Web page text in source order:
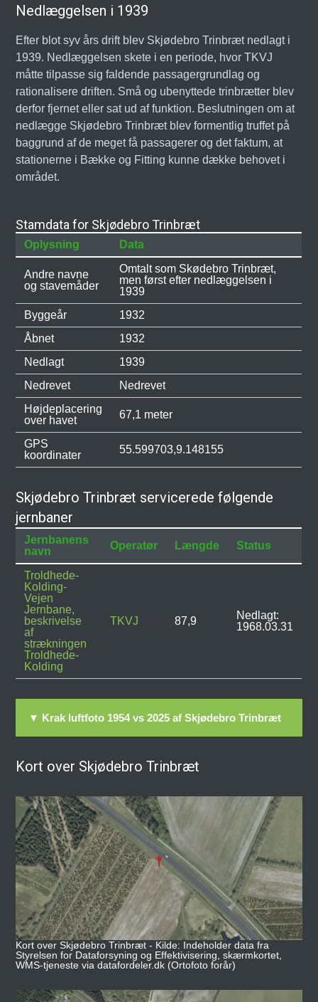
Nedlæggelsen i 1939
Efter blot syv års drift blev Skjødebro Trinbræt nedlagt i
1939. Nedlæggelsen skete i en periode, hvor TKVJ
måtte tilpasse sig faldende passagergrundlag og
rationalisere driften. Små og ubenyttede trinbrætter blev
derfor fjernet eller sat ud af funktion. Beslutningen om at
nedlægge Skjødebro Trinbræt blev formentlig truffet på
baggrund af de meget få passagerer og det faktum, at
stationerne i Bække og Fitting kunne dække behovet i
området.
Stamdata for Skjødebro Trinbræt
Oplysning Data
Andre navne
og stavemåder
Omtalt som Skødebro Trinbræt,
men først efter nedlæggelsen i
1939
Byggeår
1932
Åbnet
1932
Nedlagt
1939
Nedrevet
Nedrevet
Højdeplacering
over havet
67,1 meter
GPS
koordinater
55.599703,9.148155
Skjødebro Trinbræt servicerede følgende
jernbaner
Jernbanens
navn
Operatør Længde Status
Troldhede-
Kolding-
Vejen
Jernbane,
beskrivelse
af
strækningen
Troldhede-
Kolding
TKVJ 87,9
Nedlagt:
1968.03.31
▼ Krak luftfoto 1954 vs 2025 af Skjødebro Trinbræt
Kort over Skjødebro Trinbræt
Kort over Skjødebro Trinbræt - Kilde: Indeholder data fra
Styrelsen for Dataforsyning og Effektivisering, skærmkortet,
WMS-tjeneste via datafordeler.dk (Ortofoto forår)